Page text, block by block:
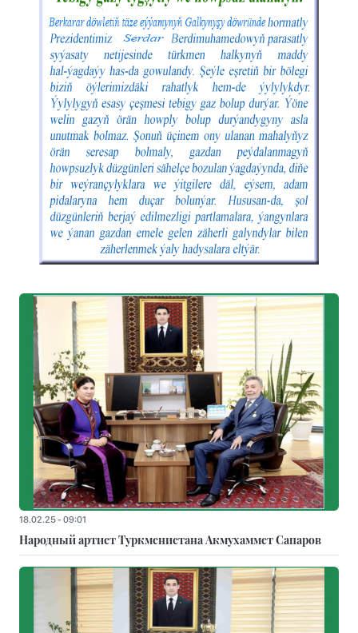
18.02.25 - 09:01
Народный артист Туркменистана Акмухаммет Сапаров